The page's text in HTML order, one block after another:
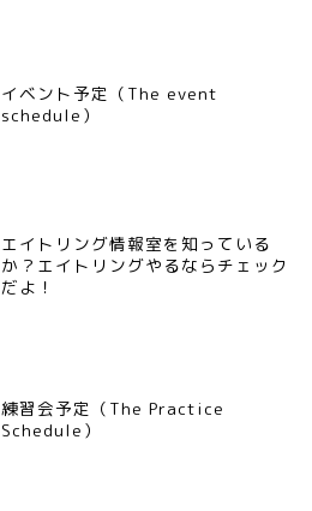
イベント予定（The event
schedule）
エイトリング情報室を知っている
か？エイトリングやるならチェック
だよ！
練習会予定（The Practice
Schedule）